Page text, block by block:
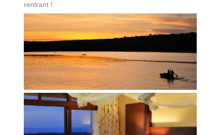
rentrant !